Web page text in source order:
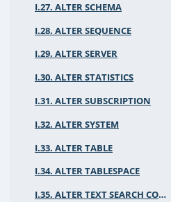
I.27. ALTER SCHEMA
I.28. ALTER SEQUENCE
I.29. ALTER SERVER
I.30. ALTER STATISTICS
I.31. ALTER SUBSCRIPTION
I.32. ALTER SYSTEM
I.33. ALTER TABLE
I.34. ALTER TABLESPACE
I.35. ALTER TEXT SEARCH CONFIGURATION